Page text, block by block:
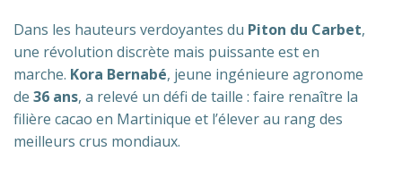
Dans les hauteurs verdoyantes du Piton du Carbet,
une révolution discrète mais puissante est en
marche. Kora Bernabé, jeune ingénieure agronome
de 36 ans, a relevé un défi de taille : faire renaître la
filière cacao en Martinique et l’élever au rang des
meilleurs crus mondiaux.